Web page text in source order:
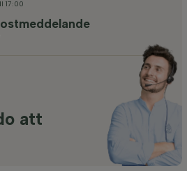
17:00
att